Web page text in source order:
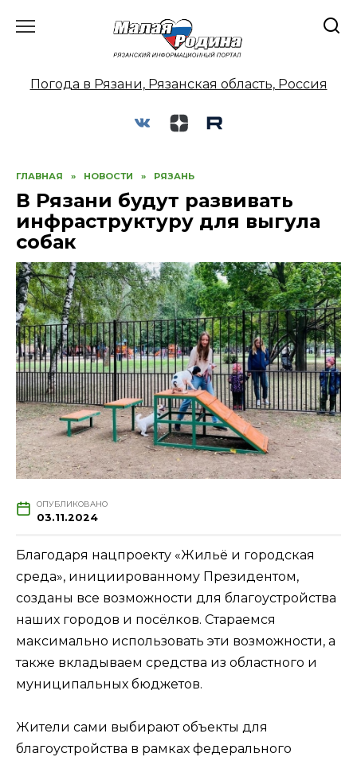
Погода в Рязани, Рязанская область, Россия
ГЛАВНАЯ » НОВОСТИ » РЯЗАНЬ
В Рязани будут развивать
инфраструктуру для выгула
собак
ОПУБЛИКОВАНО
03.11.2024
Благодаря нацпроекту «Жильё и городская
среда», инициированному Президентом,
созданы все возможности для благоустройства
наших городов и посёлков. Стараемся
максимально использовать эти возможности, а
также вкладываем средства из областного и
муниципальных бюджетов.
Жители сами выбирают объекты для
благоустройства в рамках федерального